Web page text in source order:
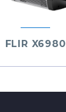
FLIR X6980